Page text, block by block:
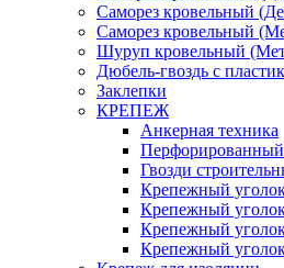
Саморез кровельный
Саморез кровельный
Шуруп кровельный
Дюбель-гвоздь с
Заклепки
КРЕПЕЖ
Анкерная техника
Гвозди
Крепежный
Крепежный
Крепежный
Крепежный